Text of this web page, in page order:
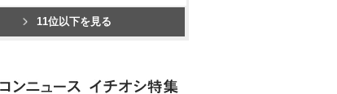
11位以下を見る